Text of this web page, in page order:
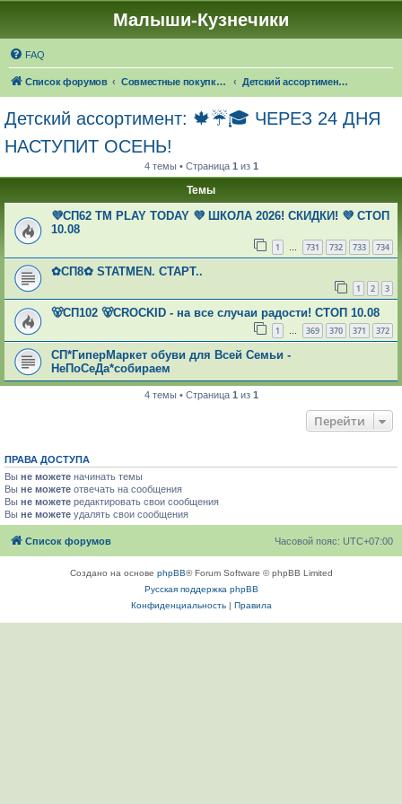
Малыши-Кузнечики
FAQ
Список форумов Совместные покупки "Малыши-Кузнечики" Детский ассортимент: 🍁☔🎓 ЧЕРЕЗ 24 ДНЯ НАСТУПИТ ОСЕНЬ!
Детский ассортимент: 🍁☔🎓 ЧЕРЕЗ 24 ДНЯ
НАСТУПИТ ОСЕНЬ!
4 темы • Страница 1 из 1
Темы
💜СП62 ТМ PLAY TODAY 💜 ШКОЛА 2026! СКИДКИ! 💜 СТОП
10.08
1 … 731 732 733 734
✿СП8✿ STATMEN. СТАРТ..
1 2 3
🐻СП102 🐻CROCKID - на все случаи радости! СТОП 10.08
1 … 369 370 371 372
СП*ГиперМаркет обуви для Всей Семьи -
НеПоСеДа*собираем
4 темы • Страница 1 из 1
Перейти
ПРАВА ДОСТУПА
Вы не можете начинать темы
Вы не можете отвечать на сообщения
Вы не можете редактировать свои сообщения
Вы не можете удалять свои сообщения
Список форумов Часовой пояс: UTC+07:00
Создано на основе phpBB® Forum Software © phpBB Limited
Русская поддержка phpBB
Конфиденциальность| Правила